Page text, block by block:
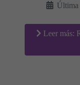
Última
Leer más: